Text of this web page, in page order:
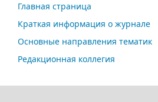
Главная страница
Краткая информация о журнале
Основные направления тематик
Редакционная коллегия